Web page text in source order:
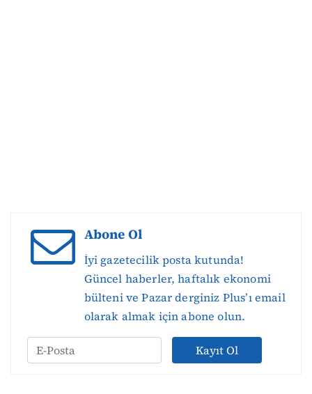
Abone Ol
İyi gazetecilik posta kutunda!
Güncel haberler, haftalık ekonomi
bülteni ve Pazar derginiz Plus’ı email
olarak almak için abone olun.
Kayıt Ol